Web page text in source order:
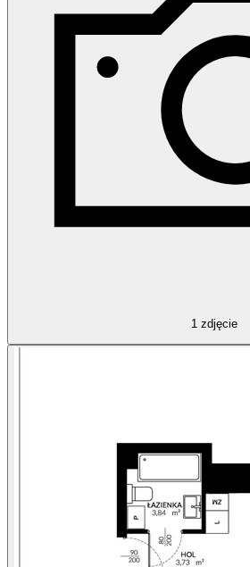
1 zdjęcie